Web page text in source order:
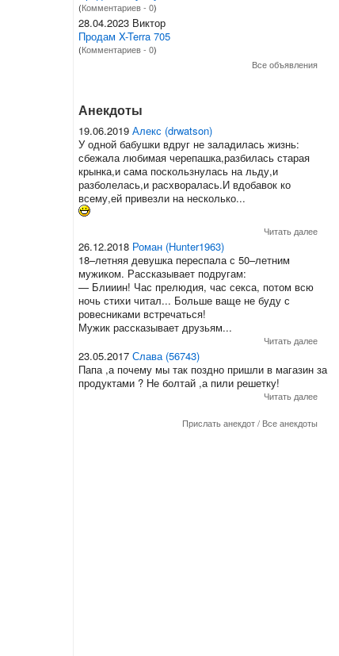
(Комментариев - 0)
28.04.2023 Виктор
Продам X-Terra 705
(Комментариев - 0)
Все объявления
Анекдоты
19.06.2019 Алекс (drwatson)
У одной бабушки вдруг не заладилась жизнь:
сбежала любимая черепашка,разбилась старая
крынка,и сама поскользнулась на льду,и
разболелась,и расхворалась.И вдобавок ко
всему,ей привезли на несколько...
Читать далее
26.12.2018 Роман (Hunter1963)
18–летняя девушка переспала с 50–летним
мужиком. Рассказывает подругам:
— Блииин! Час прелюдия, час секса, потом всю
ночь стихи читал... Больше ваще не буду с
ровесниками встречаться!
Мужик рассказывает друзьям...
Читать далее
23.05.2017 Слава (56743)
Папа ,а почему мы так поздно пришли в магазин за
продуктами ? Не болтай ,а пили решетку!
Читать далее
Прислать анекдот/ Все анекдоты